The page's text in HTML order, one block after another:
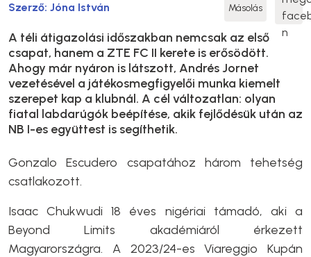
Szerző: Jóna István Másolás
A téli átigazolási időszakban nemcsak az első
csapat, hanem a ZTE FC II kerete is erősödött.
Ahogy már nyáron is látszott, Andrés Jornet
vezetésével a játékosmegfigyelői munka kiemelt
szerepet kap a klubnál. A cél változatlan: olyan
fiatal labdarúgók beépítése, akik fejlődésük után az
NB I-es együttest is segíthetik.
Gonzalo Escudero csapatához három tehetség
csatlakozott.
Isaac Chukwudi 18 éves nigériai támadó, aki a
Beyond Limits akadémiáról érkezett
Magyarországra. A 2023/24-es Viareggio Kupán